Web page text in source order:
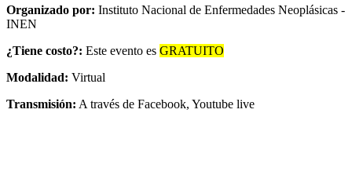
Organizado por: Instituto Nacional de Enfermedades Neoplásicas -
INEN
¿Tiene costo?: Este evento es GRATUITO
Modalidad: Virtual
Transmisión: A través de Facebook, Youtube live